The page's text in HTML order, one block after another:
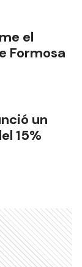
el
Formosa
un
15%